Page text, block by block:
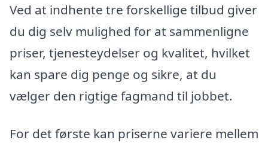
Ved at indhente tre forskellige tilbud giver
du dig selv mulighed for at sammenligne
priser, tjenesteydelser og kvalitet, hvilket
kan spare dig penge og sikre, at du
vælger den rigtige fagmand til jobbet.
For det første kan priserne variere mellem